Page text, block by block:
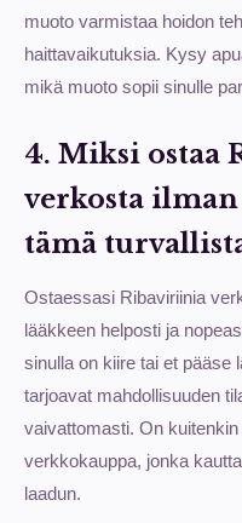
muoto varmistaa hoidon
haittavaikutuksia. Kysy
mikä muoto sopii sinulle
4. Miksi ostaa
verkosta
tämä
Ostaessasi Ribaviriinia
lääkkeen helposti ja
sinulla on kiire tai et pääse
tarjoavat mahdollisuuden
vaivattomasti. On
verkkokauppa, jonka
laadun.